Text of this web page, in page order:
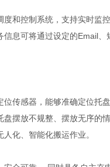
度和控制系统，支持实时监
信息可将通过设定的Email、
位传感器，能够准确定位托
盘摆放不规整、摆放无序的
化、智能化搬运作业。